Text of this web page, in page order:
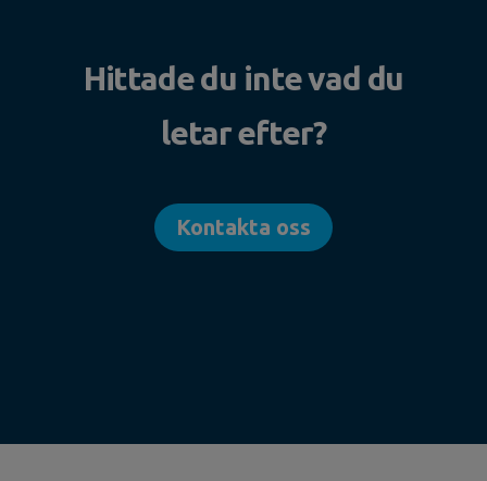
Hittade du inte vad du
letar efter?
Kontakta oss